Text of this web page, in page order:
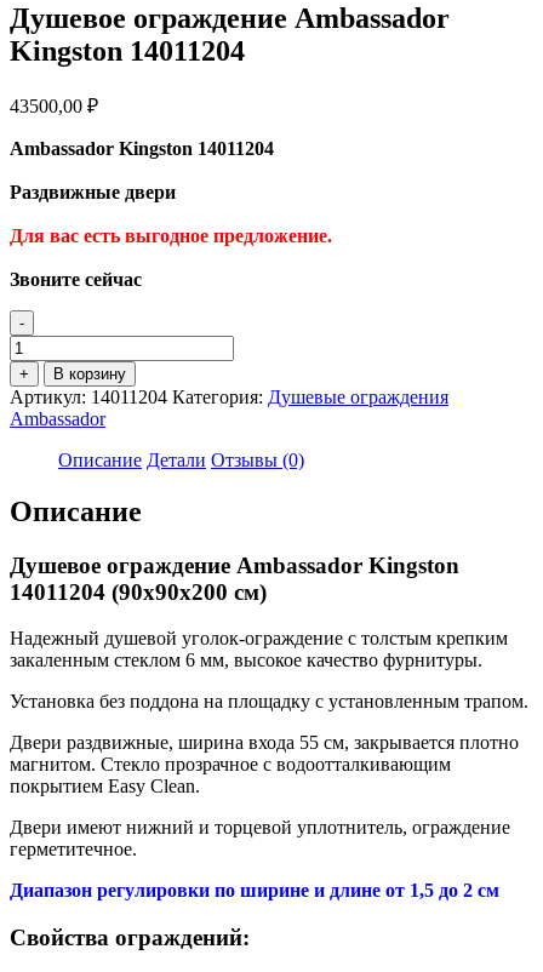
Душевое ограждение Ambassador
Kingston 14011204
43500,00 ₽
Ambassador Kingston 14011204
Раздвижные двери
Для вас есть выгодное предложение.
Звоните сейчас
-
Количество
товара
Душевое
ограждение
Ambassador
Kingston
14011204
+ В корзину
Артикул: 14011204 Категория: Душевые ограждения
Ambassador
Описание Детали Отзывы (0)
Описание
Душевое ограждение Ambassador Kingston
14011204 (90x90x200 см)
Надежный душевой уголок-ограждение с толстым крепким
закаленным стеклом 6 мм, высокое качество фурнитуры.
Установка без поддона на площадку с установленным трапом.
Двери раздвижные, ширина входа 55 см, закрывается плотно
магнитом. Стекло прозрачное с водоотталкивающим
покрытием Easy Clean.
Двери имеют нижний и торцевой уплотнитель, ограждение
герметитечное.
Диапазон регулировки по ширине и длине от 1,5 до 2 см
Свойства ограждений: